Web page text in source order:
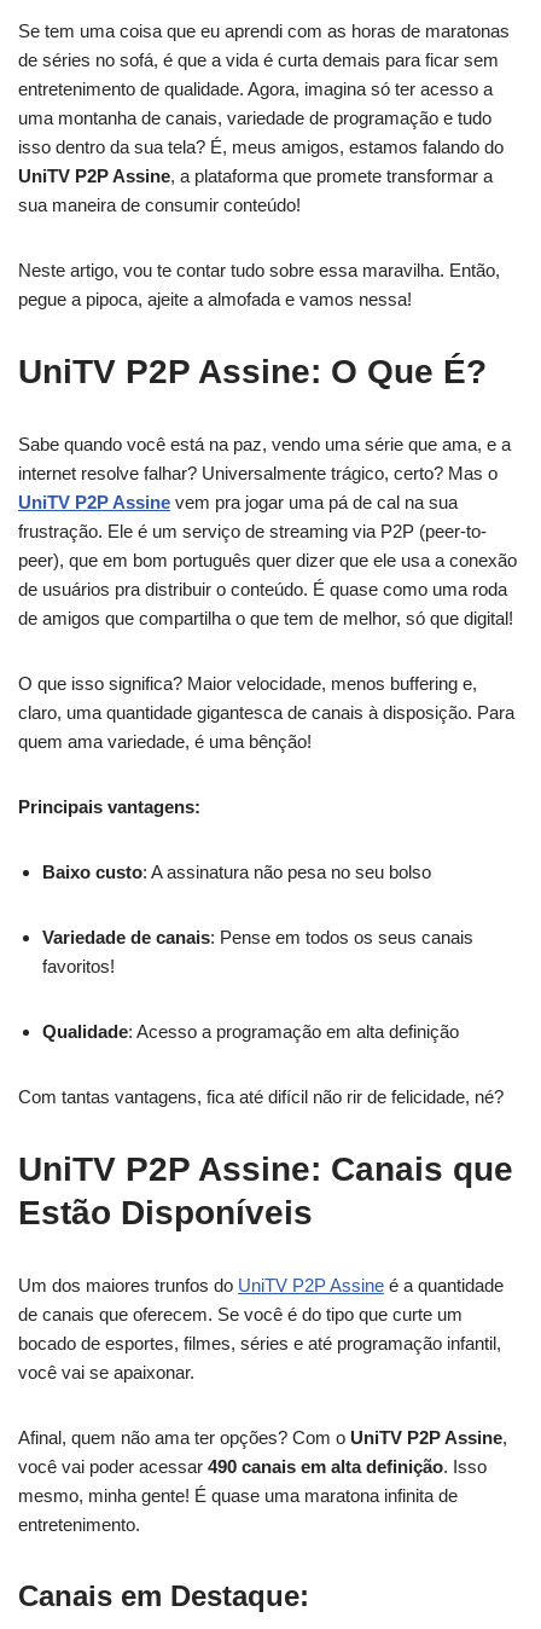
Se tem uma coisa que eu aprendi com as horas de maratonas
de séries no sofá, é que a vida é curta demais para ficar sem
entretenimento de qualidade. Agora, imagina só ter acesso a
uma montanha de canais, variedade de programação e tudo
isso dentro da sua tela? É, meus amigos, estamos falando do
UniTV P2P Assine, a plataforma que promete transformar a
sua maneira de consumir conteúdo!
Neste artigo, vou te contar tudo sobre essa maravilha. Então,
pegue a pipoca, ajeite a almofada e vamos nessa!
UniTV P2P Assine: O Que É?
Sabe quando você está na paz, vendo uma série que ama, e a
internet resolve falhar? Universalmente trágico, certo? Mas o
UniTV P2P Assine vem pra jogar uma pá de cal na sua
frustração. Ele é um serviço de streaming via P2P (peer-to-
peer), que em bom português quer dizer que ele usa a conexão
de usuários pra distribuir o conteúdo. É quase como uma roda
de amigos que compartilha o que tem de melhor, só que digital!
O que isso significa? Maior velocidade, menos buffering e,
claro, uma quantidade gigantesca de canais à disposição. Para
quem ama variedade, é uma bênção!
Principais vantagens:
Baixo custo: A assinatura não pesa no seu bolso
Variedade de canais: Pense em todos os seus canais
favoritos!
Qualidade: Acesso a programação em alta definição
Com tantas vantagens, fica até difícil não rir de felicidade, né?
UniTV P2P Assine: Canais que
Estão Disponíveis
Um dos maiores trunfos do UniTV P2P Assine é a quantidade
de canais que oferecem. Se você é do tipo que curte um
bocado de esportes, filmes, séries e até programação infantil,
você vai se apaixonar.
Afinal, quem não ama ter opções? Com o UniTV P2P Assine,
você vai poder acessar 490 canais em alta definição. Isso
mesmo, minha gente! É quase uma maratona infinita de
entretenimento.
Canais em Destaque: